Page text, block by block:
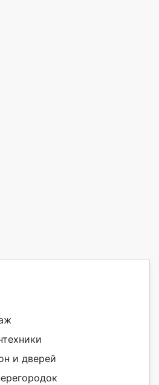
и дверей